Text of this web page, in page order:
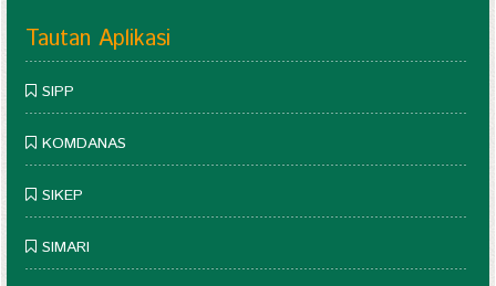
Tautan Aplikasi
SIPP
KOMDANAS
SIKEP
SIMARI